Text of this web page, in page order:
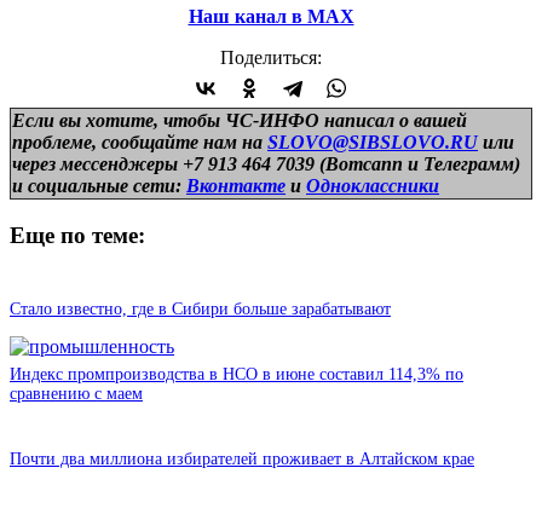
Наш канал в МАХ
Поделиться:
Если вы хотите, чтобы ЧС-ИНФО написал о вашей
проблеме, сообщайте нам на SLOVO@SIBSLOVO.RU или
через мессенджеры +7 913 464 7039 (Вотсапп и Телеграмм)
и социальные сети: Вконтакте и Одноклассники
Еще по теме:
Стало известно, где в Сибири больше зарабатывают
Индекс промпроизводства в НСО в июне составил 114,3% по
сравнению с маем
Почти два миллиона избирателей проживает в Алтайском крае